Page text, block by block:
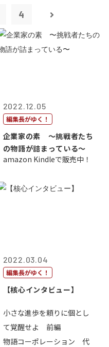
4
2022.12.05
編集長がゆく！
企業家の素 〜挑戦者たち
の物語が詰まっている〜
amazon Kindleで販売中！
2022.03.04
編集長がゆく！
【核心インタビュー】
小さな進歩を頼りに個とし
て覚醒せよ 前編
物語コーポレーション 代